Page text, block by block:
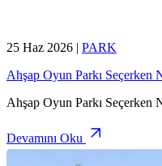
25 Haz 2026 | PARK
Ahşap Oyun Parkı
Ahşap Oyun Parkı Seçerken
Devamını Oku